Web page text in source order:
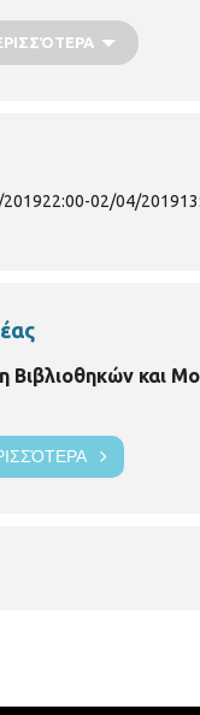
13:00«Παγκόσμια
“Το μοναχικό
Γρ. Λαμπράκη 187,
22:00-02/04/2019
Βιβλιοθηκών και